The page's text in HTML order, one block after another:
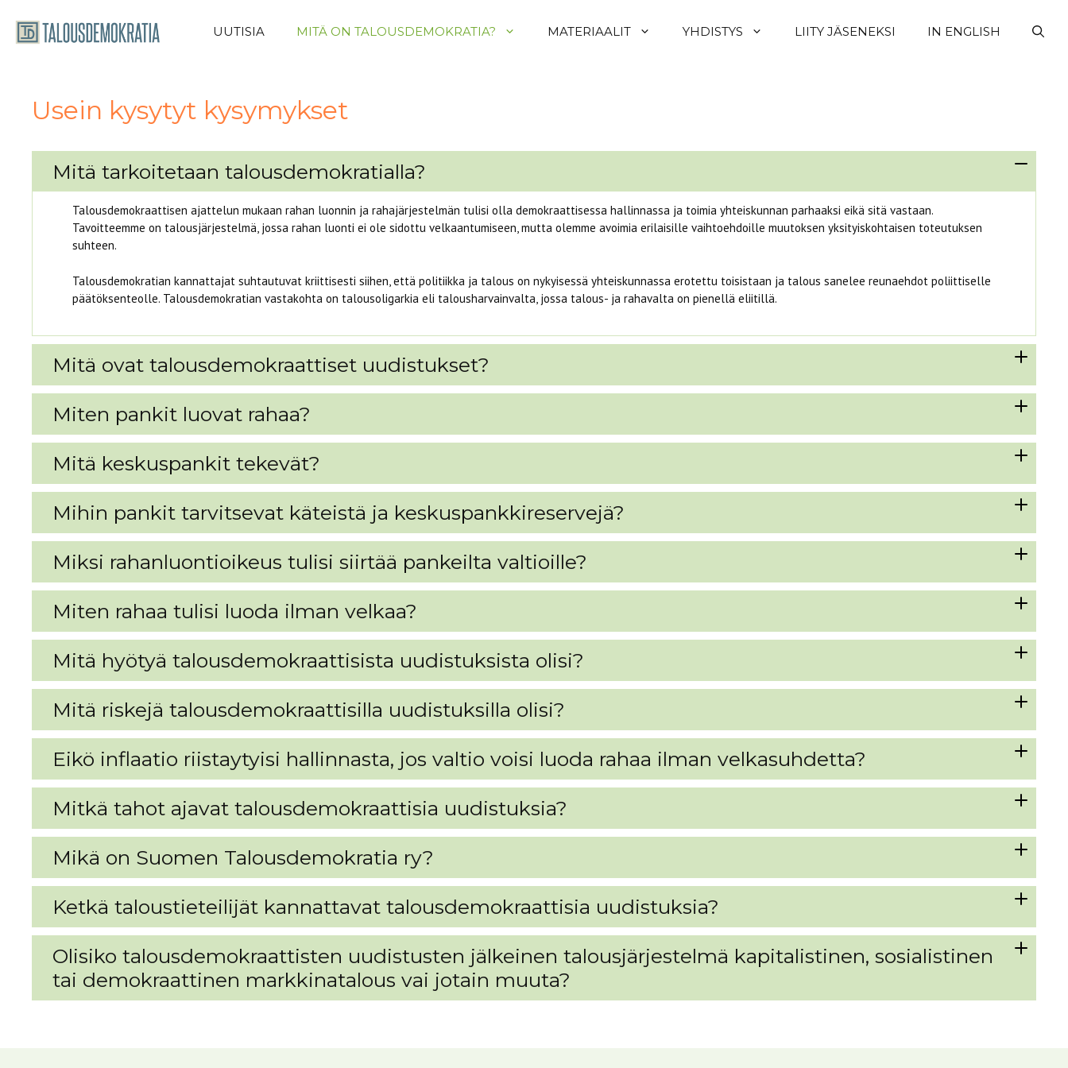
sisältöön
UUTISIA MITÄ ON TALOUSDEMOKRATIA? MATERIAALIT YHDISTYS LIITY JÄSENEKSI IN ENGLISH
Usein kysytyt kysymykset
Mitä tarkoitetaan talousdemokratialla?
Talousdemokraattisen ajattelun mukaan rahan luonnin ja rahajärjestelmän tulisi olla demokraattisessa hallinnassa ja toimia yhteiskunnan parhaaksi eikä sitä vastaan.
Tavoitteemme on talousjärjestelmä, jossa rahan luonti ei ole sidottu velkaantumiseen, mutta olemme avoimia erilaisille vaihtoehdoille muutoksen yksityiskohtaisen toteutuksen
suhteen.
Talousdemokratian kannattajat suhtautuvat kriittisesti siihen, että politiikka ja talous on nykyisessä yhteiskunnassa erotettu toisistaan ja talous sanelee reunaehdot poliittiselle
päätöksenteolle. Talousdemokratian vastakohta on talousoligarkia eli talousharvainvalta, jossa talous- ja rahavalta on pienellä eliitillä.
Mitä ovat talousdemokraattiset uudistukset?
Miten pankit luovat rahaa?
Mitä keskuspankit tekevät?
Mihin pankit tarvitsevat käteistä ja keskuspankkireservejä?
Miksi rahanluontioikeus tulisi siirtää pankeilta valtioille?
Miten rahaa tulisi luoda ilman velkaa?
Mitä hyötyä talousdemokraattisista uudistuksista olisi?
Mitä riskejä talousdemokraattisilla uudistuksilla olisi?
Eikö inflaatio riistaytyisi hallinnasta, jos valtio voisi luoda rahaa ilman velkasuhdetta?
Mitkä tahot ajavat talousdemokraattisia uudistuksia?
Mikä on Suomen Talousdemokratia ry?
Ketkä taloustieteilijät kannattavat talousdemokraattisia uudistuksia?
Olisiko talousdemokraattisten uudistusten jälkeinen talousjärjestelmä kapitalistinen, sosialistinen
tai demokraattinen markkinatalous vai jotain muuta?